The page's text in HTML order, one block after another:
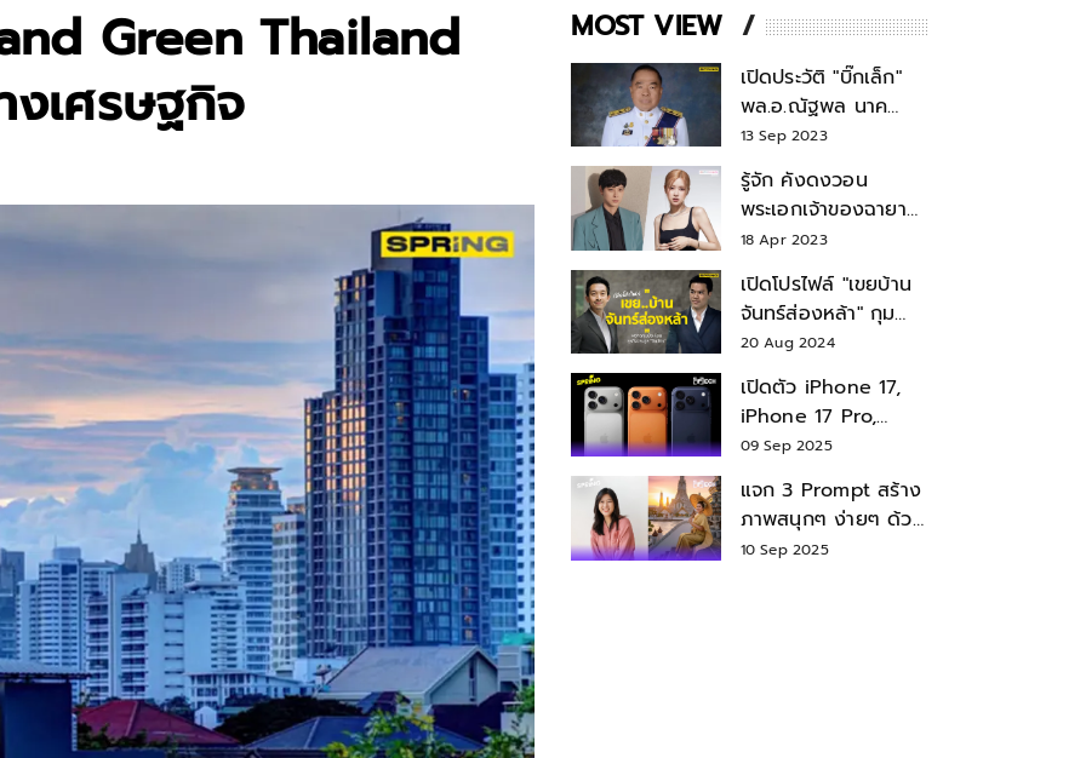
Green Thailand
งเศรษฐกิจ
MOST VIEW
เปิดประวัติ "บิ๊กเล็ก"
พล.อ.ณัฐพล นาค
พาณิชย์ จากเลขาฯ
สมช.-เลขาฯ
รมว.กลาโหม
13 Sep 2023
รู้จัก คังดงวอน
พระเอกเจ้าของฉายา
สมบัติแห่งชาติ หลังมี
18 Apr 2023
เปิดโปรไฟล์ "เขยบ้าน
จันทร์ส่องหล้า" กุม
บังเหียนธุรกิจตระกูล
"ชินวัตร"
20 Aug 2024
เปิดตัว iPhone 17,
iPhone 17 Pro,
iPhone 17 Air สเปค
09 Sep 2025
แจก 3 Prompt สร้าง
ภาพสนุกๆ ง่ายๆ ด้วย
Nano Banana ใน
10 Sep 2025